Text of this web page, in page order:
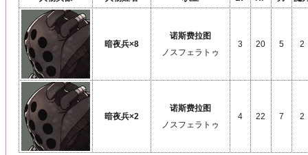
暗夜兵×8
诺斯费拉图
ノスフェラトゥ
3 20 5 2
暗夜兵×2
诺斯费拉图
ノスフェラトゥ
4 22 7 2